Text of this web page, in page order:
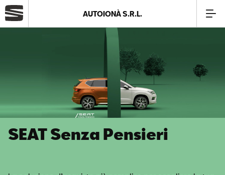
Offerte
Service
AUTOIONÀ S.R.L.
SEAT Senza Pensieri